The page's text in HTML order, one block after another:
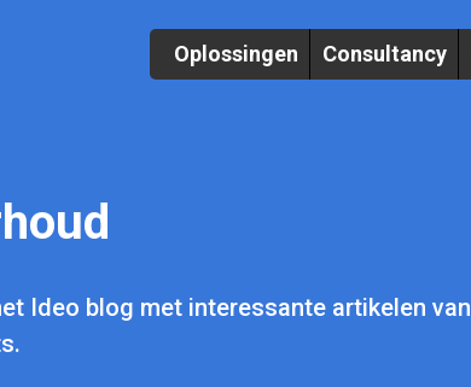
Oplossingen Consultancy
Ideo blog met interessante artikelen van